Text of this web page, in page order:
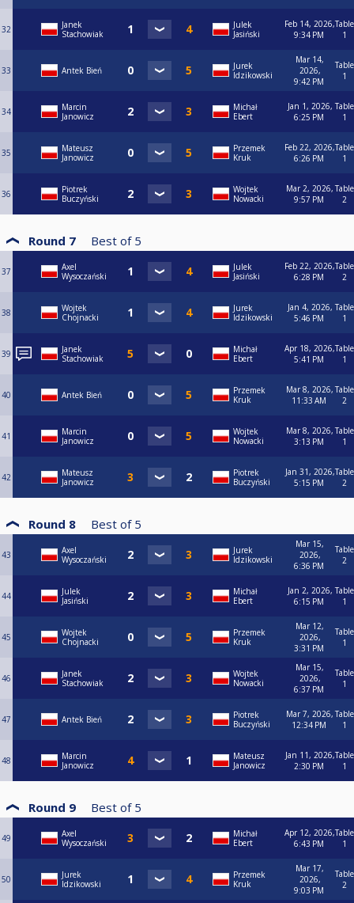
32
Janek
Stachowiak
Julek
Jasiński
Feb 14, 2026,
9:34 PM
Table
1
33 Antek Bień
Jurek
Idzikowski
Mar 14,
2026,
9:42 PM
Table
1
34
Marcin
Janowicz
Michał
Ebert
Jan 1, 2026,
6:25 PM
Table
1
35
Mateusz
Janowicz
Przemek
Kruk
Feb 22, 2026,
6:26 PM
Table
1
36
Piotrek
Buczyński
Wojtek
Nowacki
Mar 2, 2026,
9:57 PM
Table
2
Round 7 Best of 5
37
Axel
Wysoczański
Julek
Jasiński
Feb 22, 2026,
6:28 PM
Table
2
38
Wojtek
Chojnacki
Jurek
Idzikowski
Jan 4, 2026,
5:46 PM
Table
1
39
Janek
Stachowiak
Michał
Ebert
Apr 18, 2026,
5:41 PM
Table
1
40 Antek Bień
Przemek
Kruk
Mar 8, 2026,
11:33 AM
Table
2
41
Marcin
Janowicz
Wojtek
Nowacki
Mar 8, 2026,
3:13 PM
Table
1
42
Mateusz
Janowicz
Piotrek
Buczyński
Jan 31, 2026,
5:15 PM
Table
2
Round 8 Best of 5
43
Axel
Wysoczański
Jurek
Idzikowski
Mar 15,
2026,
6:36 PM
Table
2
44
Julek
Jasiński
Michał
Ebert
Jan 2, 2026,
6:15 PM
Table
1
45
Wojtek
Chojnacki
Przemek
Kruk
Mar 12,
2026,
3:31 PM
Table
1
46
Janek
Stachowiak
Wojtek
Nowacki
Mar 15,
2026,
6:37 PM
Table
1
47 Antek Bień
Piotrek
Buczyński
Mar 7, 2026,
12:34 PM
Table
1
48
Marcin
Janowicz
Mateusz
Janowicz
Jan 11, 2026,
2:30 PM
Table
1
Round 9 Best of 5
49
Axel
Wysoczański
Michał
Ebert
Apr 12, 2026,
6:43 PM
Table
1
50
Jurek
Idzikowski
Przemek
Kruk
Mar 17,
2026,
9:03 PM
Table
2